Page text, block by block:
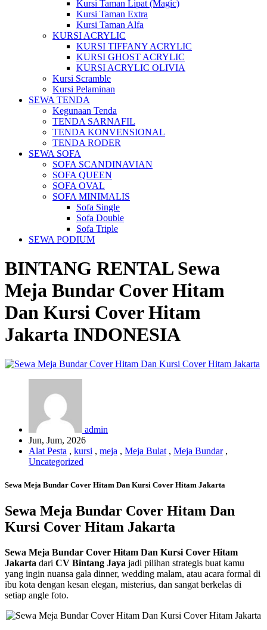
Kursi Taman Lipat (Magic)
Kursi Taman Extra
Kursi Taman Alfa
KURSI ACRYLIC
KURSI TIFFANY ACRYLIC
KURSI GHOST ACRYLIC
KURSI ACRYLIC OLIVIA
Kursi Scramble
Kursi Pelaminan
SEWA TENDA
Kegunaan Tenda
TENDA SARNAFIL
TENDA KONVENSIONAL
TENDA RODER
SEWA SOFA
SOFA SCANDINAVIAN
SOFA QUEEN
SOFA OVAL
SOFA MINIMALIS
Sofa Single
Sofa Double
Sofa Triple
SEWA PODIUM
BINTANG RENTAL Sewa
Meja Bundar Cover Hitam
Dan Kursi Cover Hitam
Jakarta INDONESIA
admin
Jun, Jum, 2026
Alat Pesta , kursi , meja , Meja Bulat , Meja Bundar,
Uncategorized
Sewa Meja Bundar Cover Hitam Dan Kursi Cover Hitam Jakarta
Sewa Meja Bundar Cover Hitam Dan
Kursi Cover Hitam Jakarta
Sewa Meja Bundar Cover Hitam Dan Kursi Cover Hitam
Jakarta dari CV Bintang Jaya jadi pilihan strategis buat kamu
yang ingin nuansa gala dinner, wedding malam, atau acara formal di
ibu kota dengan kesan elegan, misterius, dan sangat berkelas di
setiap angle foto.